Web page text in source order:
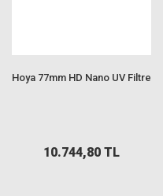
Hoya 77mm HD Nano UV Filtre
10.744,80 TL